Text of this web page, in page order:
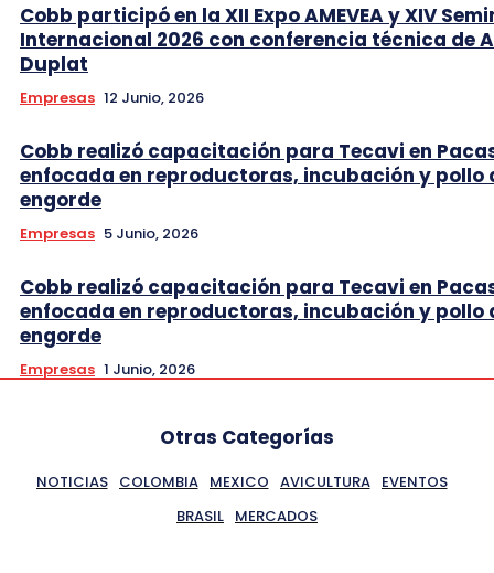
Cobb participó en la XII Expo AMEVEA y XIV
Internacional 2026 con conferencia técnica de
Duplat
Empresas 12 Junio, 2026
Cobb realizó capacitación para Tecavi en
enfocada en reproductoras, incubación y pollo
engorde
Empresas 5 Junio, 2026
Cobb realizó capacitación para Tecavi en
enfocada en reproductoras, incubación y pollo
engorde
Empresas 1 Junio, 2026
Otras Categorías
NOTICIAS COLOMBIA MEXICO AVICULTURA
EVENTOS
BRASIL MERCADOS